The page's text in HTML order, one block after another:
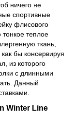
ничего не
спортивные
флисового
тонкое теплое
ткань,
бы консервируя
из которого
с длинными
Данный
Winter Line